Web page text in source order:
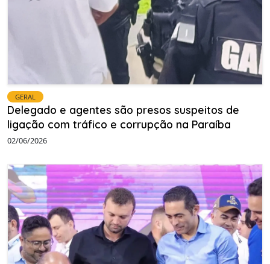
GERAL
Delegado e agentes são presos suspeitos de
ligação com tráfico e corrupção na Paraíba
02/06/2026